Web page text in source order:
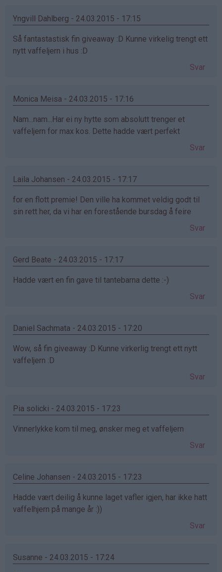
Yngvill Dahlberg - 24.03.2015 - 17:15
Så fantastastisk fin giveaway :D Kunne virkelig trengt ett
nytt vaffeljern i hus :D
Svar
Monica Meisa - 24.03.2015 - 17:16
Nam...nam...Har ei ny hytte som absolutt trenger et
vaffeljern for max kos. Dette hadde vært perfekt
Svar
Laila Johansen - 24.03.2015 - 17:17
for en flott premie! Den ville ha kommet veldig godt til
sin rett her, da vi har en forestående bursdag å feire
Svar
Gerd Beate - 24.03.2015 - 17:17
Hadde vært en fin gave til tantebarna dette :-)
Svar
Daniel Sachmata - 24.03.2015 - 17:20
Wow, så fin giveaway :D Kunne virkerlig trengt ett nytt
vaffeljern :D
Svar
Pia solicki - 24.03.2015 - 17:23
Vinnerlykke kom til meg, ønsker meg et vaffeljern
Svar
Celine Johansen - 24.03.2015 - 17:23
Hadde vært deilig å kunne laget vafler igjen, har ikke hatt
vaffelhjern på mange år :))
Svar
Susanne - 24.03.2015 - 17:24